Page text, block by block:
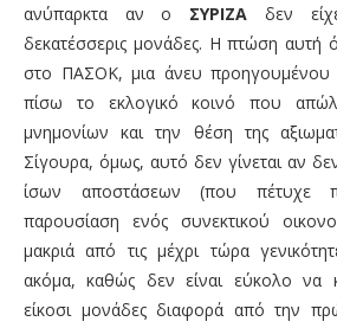
ανύπαρκτα αν ο ΣΥΡΙΖΑ δεν
δεκατέσσερις μονάδες. Η πτώση αυτή
στο ΠΑΣΟΚ, μια άνευ προηγουμένου
πίσω το εκλογικό κοινό που
μνημονίων και την θέση της
Σίγουρα, όμως, αυτό δεν γίνεται αν
ίσων αποστάσεων (που πέτυχε
παρουσίαση ενός συνεκτικού
μακριά από τις μέχρι τώρα
ακόμα, καθώς δεν είναι εύκολο να
είκοσι μονάδες διαφορά από την